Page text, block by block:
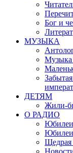
Бог и
МУЗЫКА
Музыка
ДЕТЯМ
Жили-
О РАДИО
Щедрая